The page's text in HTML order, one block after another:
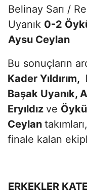
Belinay Sarı /
Uyanık 0-2
Aysu Ceylan
Bu sonuçların
Kader Yıldırım,
Başak Uyanık,
Eryıldız ve
Ceylan
finale kalan
ERKEKLER